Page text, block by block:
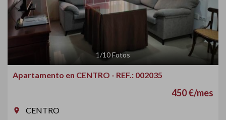
1/10Fotos
Apartamento en CENTRO - REF.: 002035
450 €/mes
room
CENTRO